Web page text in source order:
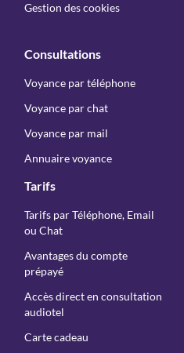
Gestion des cookies
Consultations
Voyance par téléphone
Voyance par chat
Voyance par mail
Annuaire voyance
Tarifs
Tarifs par Téléphone, Email
ou Chat
Avantages du compte
prépayé
Accès direct en consultation
audiotel
Carte cadeau